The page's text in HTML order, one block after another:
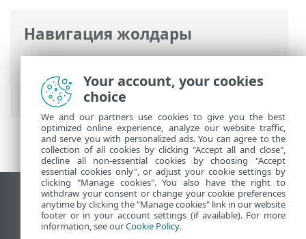
Навигация жолдары
ESET онлайн анықтамасы>ESET Safe
Server> Орнату> Ең соңғы нұсқасына
дейін жаңарту
Жұмыс үстеліндегі сайтты қарау
End of Life
ESET білім қоры
Your account, your cookies
choice
We and our partners use cookies to give you the best
optimized online experience, analyze our website traffic,
and serve you with personalized ads. You can agree to the
collection of all cookies by clicking "Accept all and close",
decline all non-essential cookies by choosing "Accept
essential cookies only", or adjust your cookie settings by
clicking "Manage cookies". You also have the right to
withdraw your consent or change your cookie preferences
anytime by clicking the "Manage cookies" link in our website
footer or in your account settings (if available). For more
information, see ourCookie Policy.